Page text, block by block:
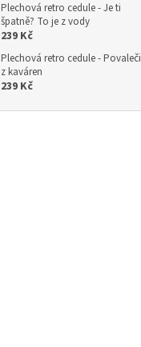
Plechová retro cedule - Je ti
špatně? To je z vody
239 Kč
Plechová retro cedule - Povaleči
z kaváren
239 Kč